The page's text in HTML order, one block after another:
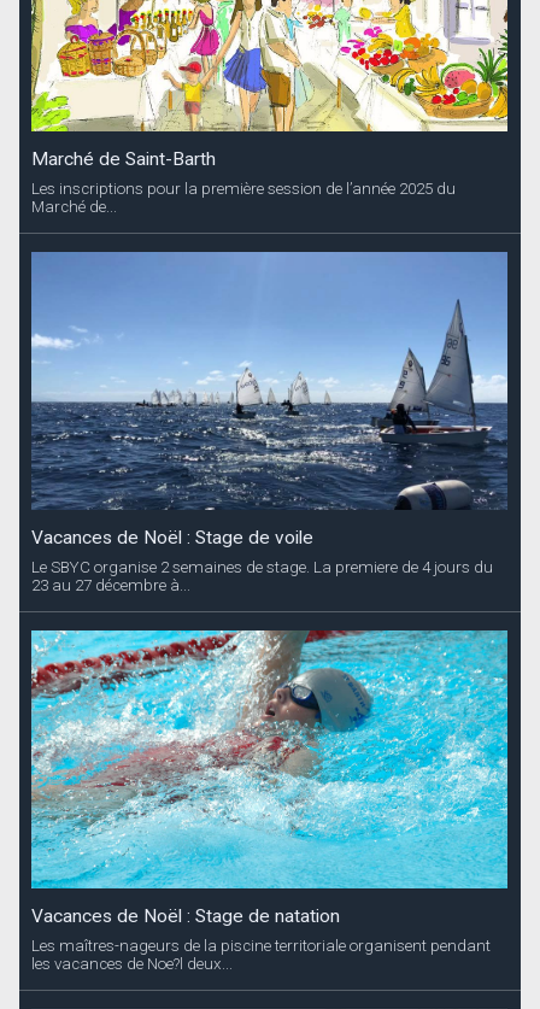
Marché de Saint-Barth
Les inscriptions pour la première session de l’année 2025 du
Marché de...
Vacances de Noël : Stage de voile
Le SBYC organise 2 semaines de stage. La premiere de 4 jours du
23 au 27 décembre à...
Vacances de Noël : Stage de natation
Les maîtres-nageurs de la piscine territoriale organisent pendant
les vacances de Noe?l deux...